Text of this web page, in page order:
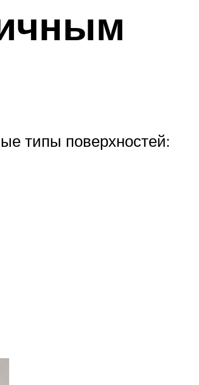
типы поверхностей: